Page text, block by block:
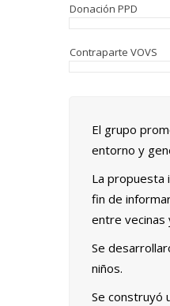
Donación PPD
Contraparte VOVS
El grupo
entorno y
La propuesta
fin de
entre vecinas
Se
niños.
Se construyó